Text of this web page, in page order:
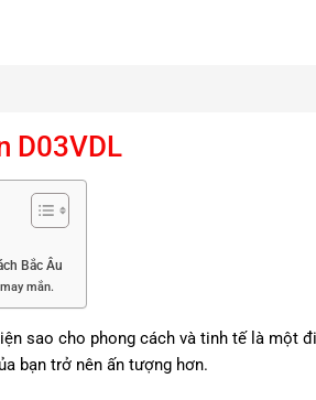
D03VDL
Bắc Âu
mắn.
sao cho phong cách và tinh tế là một
bạn trở nên ấn tượng hơn.